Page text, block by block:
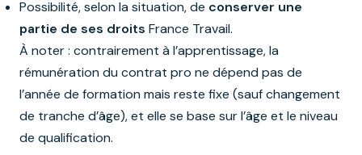
Possibilité, selon la situation, de conserver une
partie de ses droits France Travail.
À noter : contrairement à l’apprentissage, la
rémunération du contrat pro ne dépend pas de
l’année de formation mais reste fixe (sauf changement
de tranche d’âge), et elle se base sur l’âge et le niveau
de qualification.